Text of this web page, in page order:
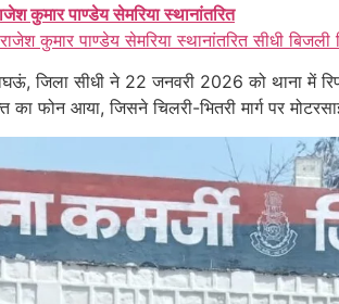
कुमार पाण्डेय सेमरिया स्थानांतरित
कुमार पाण्डेय सेमरिया स्थानांतरित सीधी बिजली
जिला सीधी ने 22 जनवरी 2026 को थाना में
फोन आया, जिसने चिलरी-भितरी मार्ग पर